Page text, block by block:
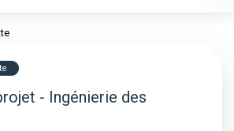
- Ingénierie des